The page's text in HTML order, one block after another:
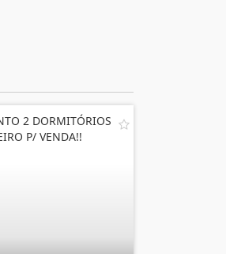
2 DORMITÓRIOS
P/ VENDA!!